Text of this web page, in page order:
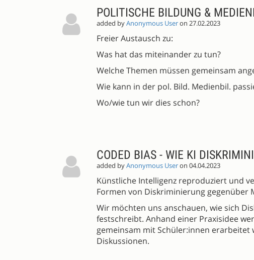
POLITISCHE BILDUNG &
added byAnonymous Useron 27.02.2023
Freier Austausch zu:
Was hat das miteinander zu tun?
Welche Themen müssen gemeinsam
Wie kann in der pol. Bild. Medienbil.
Wo/wie tun wir dies schon?
CODED BIAS - WIE KI
added byAnonymous Useron 04.04.2023
Künstliche Intelligenz reproduziert und
Formen von Diskriminierung gegenüber
Wir möchten uns anschauen, wie sich
festschreibt. Anhand einer Praxisidee
gemeinsam mit Schüler:innen
Diskussionen.